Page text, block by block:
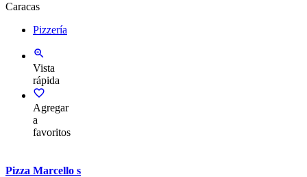
Caracas
Pizzería
Vista
rápida
Agregar
a
favoritos
Pizza Marcello s